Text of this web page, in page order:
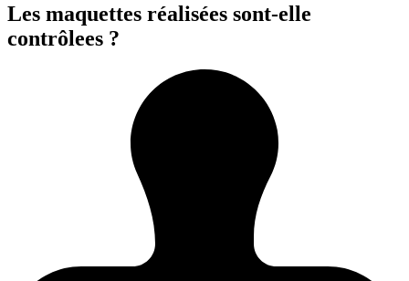
Les maquettes réalisées sont-elle
contrôlees ?